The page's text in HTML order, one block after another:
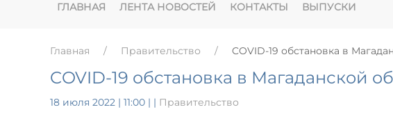
ГЛАВНАЯ ЛЕНТА НОВОСТЕЙ КОНТАКТЫ ВЫПУСКИ
Главная Правительство COVID-19 обстановка в
COVID-19 обстановка в Магаданской
18 июля 2022 | 11:00 | | Правительство